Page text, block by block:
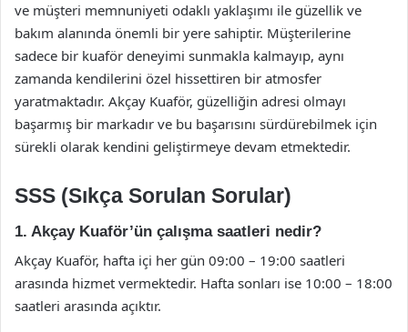
ve müşteri memnuniyeti odaklı yaklaşımı ile güzellik ve
bakım alanında önemli bir yere sahiptir. Müşterilerine
sadece bir kuaför deneyimi sunmakla kalmayıp, aynı
zamanda kendilerini özel hissettiren bir atmosfer
yaratmaktadır. Akçay Kuaför, güzelliğin adresi olmayı
başarmış bir markadır ve bu başarısını sürdürebilmek için
sürekli olarak kendini geliştirmeye devam etmektedir.
SSS (Sıkça Sorulan Sorular)
1. Akçay Kuaför’ün çalışma saatleri nedir?
Akçay Kuaför, hafta içi her gün 09:00 – 19:00 saatleri
arasında hizmet vermektedir. Hafta sonları ise 10:00 – 18:00
saatleri arasında açıktır.